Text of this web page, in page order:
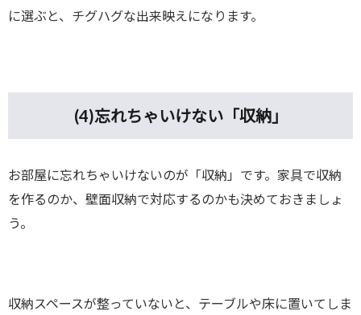
に選ぶと、チグハグな出来映えになります。
(4)忘れちゃいけない「収納」
お部屋に忘れちゃいけないのが「収納」です。家具で収納
を作るのか、壁面収納で対応するのかも決めておきましょ
う。
収納スペースが整っていないと、テーブルや床に置いてしま